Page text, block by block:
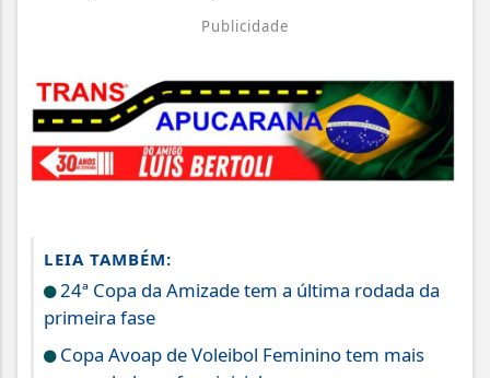
Publicidade
LEIA TAMBÉM:
24ª Copa da Amizade tem a última rodada da
primeira fase
Copa Avoap de Voleibol Feminino tem mais